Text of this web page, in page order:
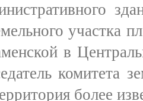
участка
в
комитета
более